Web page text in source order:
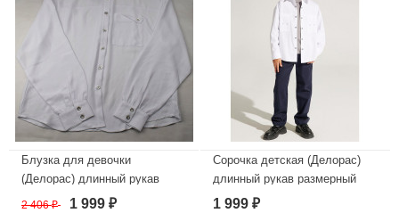
Блузка для девочки
(Делорас) длинный рукав
цвет белый арт.C64151N
2 406₽ 1 999 ₽
Сорочка детская (Делорас)
длинный рукав размерный
ряд 37/164-170 цвет черный
1 999 ₽